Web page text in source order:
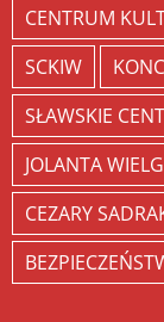
CENTRUM
SCKIW
SŁAWSKIE
JOLANTA
CEZARY